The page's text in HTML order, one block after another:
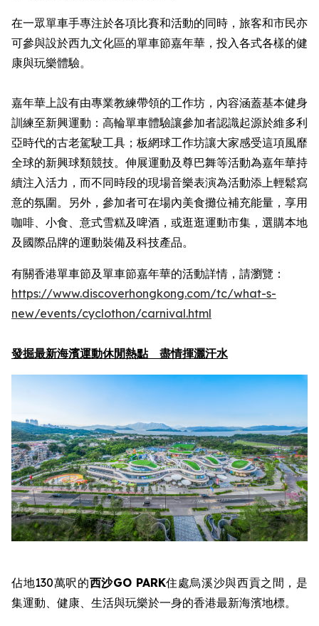
在一眾單車手專注於各項比賽和活動的同時，旅客和市民亦
可參與設於西九文化區的單車節嘉年華，投入各式各樣的健
康與玩樂體驗。
嘉年華上設有由專業教練帶領的工作坊，內容涵蓋基本健身
訓練至新興運動：高輪單車體驗讓參加者認識起源於維多利
亞時代的古老駕駛工具；板網球工作坊讓大家感受這項風靡
全球的新興球類競技。伸展運動及尊巴舞等活動為嘉年華持
續注入活力，而不同時段的現場音樂表演為活動添上輕鬆寫
意的氛圍。另外，參加者可在場內美食攤位補充能量，享用
咖啡、小食、意式雪糕及啤酒，或逛逛運動市集，選購本地
及國際品牌的運動裝備及科技產品。
有關香港單車節及單車節嘉年華的活動詳情，請瀏覽：
https://www.discoverhongkong.com/tc/what-s-
new/events/cyclothon/carnival.html
發掘最新海濱運動休閒熱點 盡情揮灑汗水
佔地130萬呎的西沙GO PARK住處烏溪沙與西貢之間，是
集運動、健康、生活與玩樂於一身的香港最新海濱地標。